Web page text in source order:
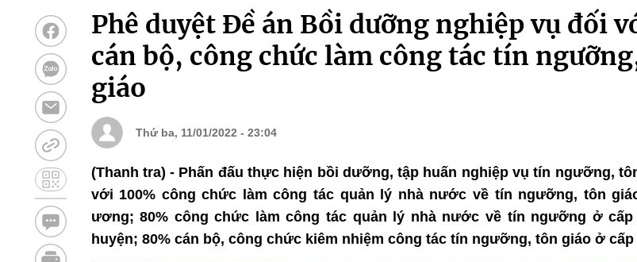
Phê duyệt Đề án Bồi dưỡng nghiệp vụ đối
cán bộ, công chức làm công tác tín
giáo
Thứ ba, 11/01/2022 - 23:04
(Thanh tra) - Phấn đấu thực hiện bồi dưỡng, tập huấn nghiệp vụ tín ngưỡng,
với 100% công chức làm công tác quản lý nhà nước về tín ngưỡng, tôn
ương; 80% công chức làm công tác quản lý nhà nước về tín ngưỡng ở cấp
huyện; 80% cán bộ, công chức kiêm nhiệm công tác tín ngưỡng, tôn giáo ở cấp